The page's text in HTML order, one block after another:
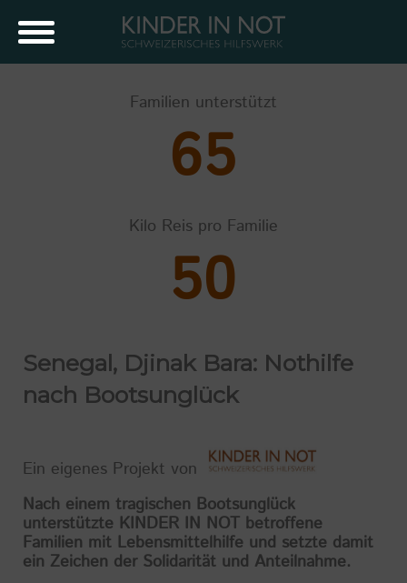
Familien unterstützt
65
Kilo Reis pro Familie
50
Senegal, Djinak Bara: Nothilfe
nach Bootsunglück
Ein eigenes Projekt von
Nach einem tragischen Bootsunglück
unterstützte KINDER IN NOT betroffene
Familien mit Lebensmittelhilfe und setzte damit
ein Zeichen der Solidarität und Anteilnahme.